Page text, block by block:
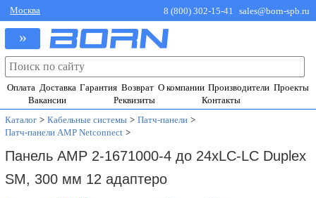
Москва 8 (800) 302-15-41 sales@born-spb.ru
»
Оплата Доставка Гарантия Возврат О компании Производители Проекты
Вакансии
Реквизиты
Контакты
Каталог > Кабельные системы > Патч-панели >
Патч-панели AMP Netconnect >
Панель AMP 2-1671000-4 до 24xLC-LC Duplex
SM, 300 мм 12 адаптеро